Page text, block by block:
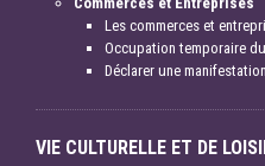
Les commerces et
Occupation temporaire
Déclarer une manifestation
VIE CULTURELLE ET DE